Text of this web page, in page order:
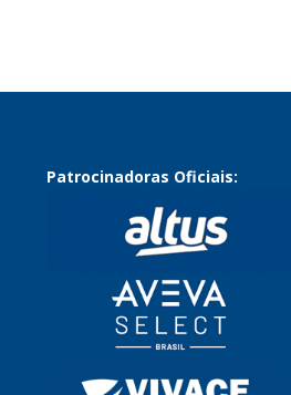
Patrocinadoras Oficiais: